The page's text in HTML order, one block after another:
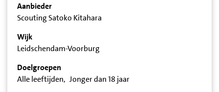
Aanbieder
Scouting Satoko Kitahara
Wijk
Leidschendam-Voorburg
Doelgroepen
Alle leeftijden
Jonger dan 18 jaar